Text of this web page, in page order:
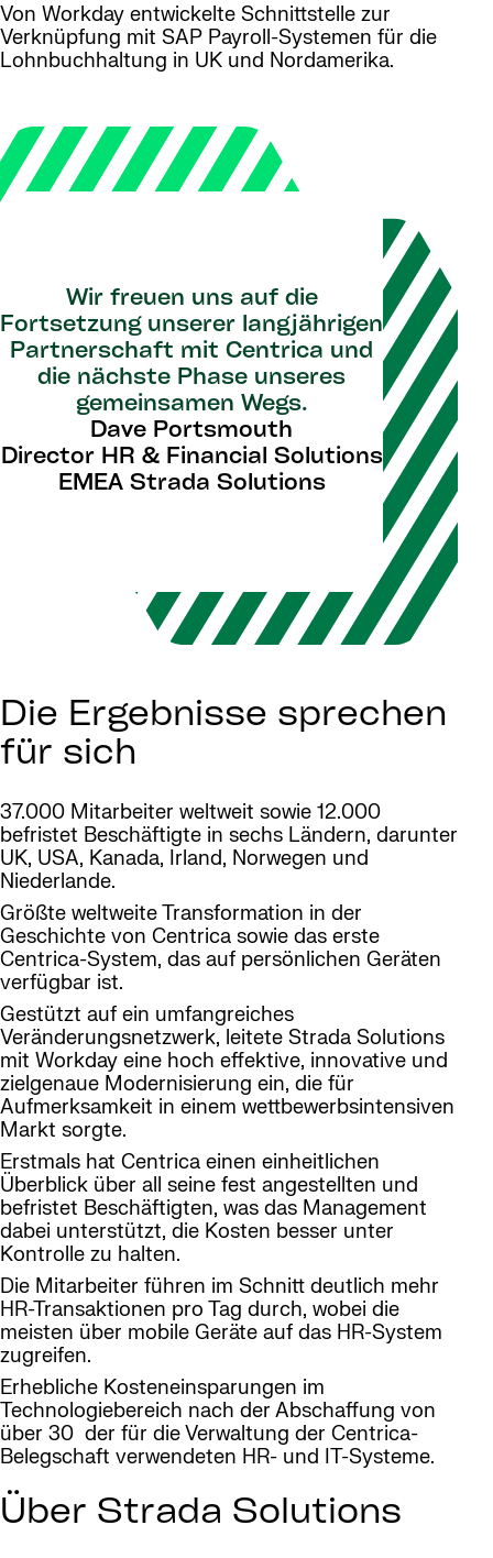
Von Workday entwickelte Schnittstelle zur
Verknüpfung mit SAP Payroll-Systemen für die
Lohnbuchhaltung in UK und Nordamerika.
Wir freuen uns auf die
Fortsetzung unserer langjährigen
Partnerschaft mit Centrica und
die nächste Phase unseres
gemeinsamen Wegs.
Dave Portsmouth
Director HR & Financial Solutions
EMEA Strada Solutions
Die Ergebnisse sprechen
für sich
37.000 Mitarbeiter weltweit sowie 12.000
befristet Beschäftigte in sechs Ländern, darunter
UK, USA, Kanada, Irland, Norwegen und
Niederlande.
Größte weltweite Transformation in der
Geschichte von Centrica sowie das erste
Centrica-System, das auf persönlichen Geräten
verfügbar ist.
Gestützt auf ein umfangreiches
Veränderungsnetzwerk, leitete Strada Solutions
mit Workday eine hoch effektive, innovative und
zielgenaue Modernisierung ein, die für
Aufmerksamkeit in einem wettbewerbsintensiven
Markt sorgte.
Erstmals hat Centrica einen einheitlichen
Überblick über all seine fest angestellten und
befristet Beschäftigten, was das Management
dabei unterstützt, die Kosten besser unter
Kontrolle zu halten.
Die Mitarbeiter führen im Schnitt deutlich mehr
HR-Transaktionen pro Tag durch, wobei die
meisten über mobile Geräte auf das HR-System
zugreifen.
Erhebliche Kosteneinsparungen im
Technologiebereich nach der Abschaffung von
über 30 der für die Verwaltung der Centrica-
Belegschaft verwendeten HR- und IT-Systeme.
Über Strada Solutions